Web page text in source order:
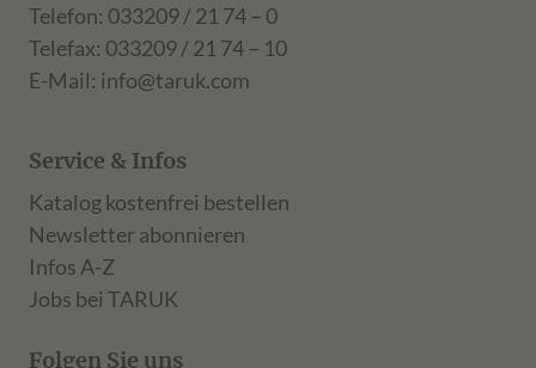
Telefon: 033209 / 21 74 – 0
Telefax: 033209 / 21 74 – 10
E-Mail: info@taruk.com
Service & Infos
Katalog kostenfrei bestellen
Newsletter abonnieren
Infos A-Z
Jobs bei TARUK
Folgen Sie uns